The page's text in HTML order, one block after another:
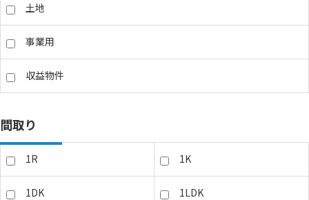
土地
事業用
収益物件
間取り
1R 1K
1DK 1LDK